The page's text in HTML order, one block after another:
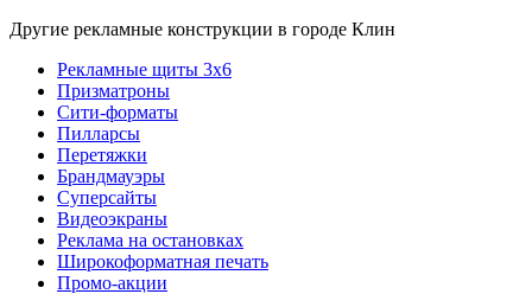
Другие рекламные конструкции в городе Клин
Рекламные щиты 3х6
Призматроны
Сити-форматы
Пилларсы
Перетяжки
Брандмауэры
Суперсайты
Видеоэкраны
Реклама на остановках
Широкоформатная печать
Промо-акции